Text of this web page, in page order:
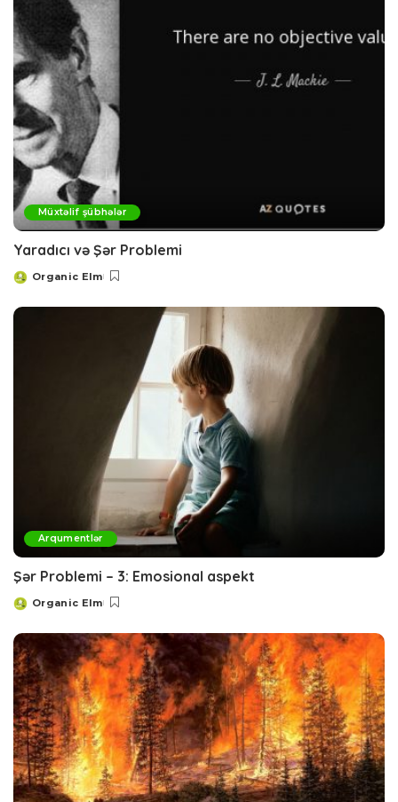
Müxtəlif şübhələr
Yaradıcı və Şər Problemi
Posted
Organic Elm
Arqumentlər
Şər Problemi – 3: Emosional aspekt
Posted
Organic Elm